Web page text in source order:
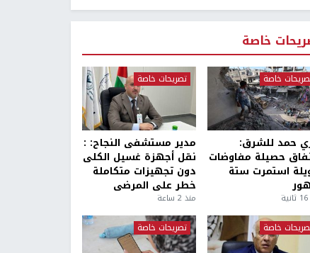
خاصة
خاصة
حمد للشرق:
حصيلة مفاوضات
استمرت ستة
تصريحات خاصة
مدير مستشفى النجاح: :
نقل أجهزة غسيل الكلى
دون تجهيزات متكاملة
خطر على المرضى
منذ 2 ساعة
خاصة تصريحات خاصة